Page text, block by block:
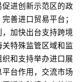
进创新示范区的政
善进口贸易平台；
加快出台支持跨境
特殊监管区域和监
和支持举办进口展
台作用，交流市场